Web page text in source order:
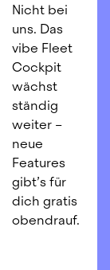
Nicht bei
uns. Das
vibe Fleet
Cockpit
wächst
ständig
weiter –
neue
Features
gibt’s für
dich gratis
obendrauf.